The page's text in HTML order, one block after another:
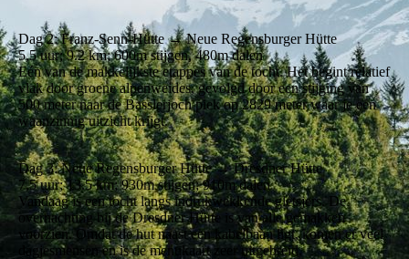
Dag 2: Franz-Senn-Hütte → Neue Regensburger Hütte
5,5 uur; 9.2 km; 600m stijgen, 480m dalen
Eén van de makkelijkste etappes van de tocht. Het begint relatief
vlak door groene alpenweides, gevolgd door een stijging van
500 meter naar de Basslerjoch piek op 2829 meter waar je een
waanzinnig uitzicht krijgt.
Dag 3: Neue Regensburger Hütte → Dresdner Hütte
7,5 uur; 13.5 km; 930m stijgen; 910m dalen
Vandaag is een tocht langs indrukwekkende gletsjers. De
overnachting bij de Dresdner Hütte is van alle gemakken
voorzien. Omdat de hut naast een kabelbaan ligt, komen er veel
dagjesmensen en is de menukaart zeer uitgebreid.